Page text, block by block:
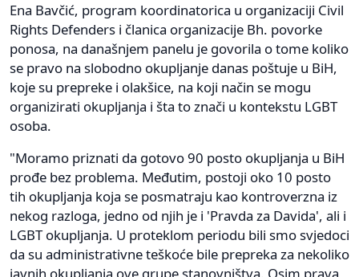
Ena Bavčić, program koordinatorica u organizaciji Civil
Rights Defenders i članica organizacije Bh. povorke
ponosa, na današnjem panelu je govorila o tome koliko
se pravo na slobodno okupljanje danas poštuje u BiH,
koje su prepreke i olakšice, na koji način se mogu
organizirati okupljanja i šta to znači u kontekstu LGBT
osoba.
"Moramo priznati da gotovo 90 posto okupljanja u BiH
prođe bez problema. Međutim, postoji oko 10 posto
tih okupljanja koja se posmatraju kao kontroverzna iz
nekog razloga, jedno od njih je i 'Pravda za Davida', ali i
LGBT okupljanja. U proteklom periodu bili smo svjedoci
da su administrativne teškoće bile prepreka za nekoliko